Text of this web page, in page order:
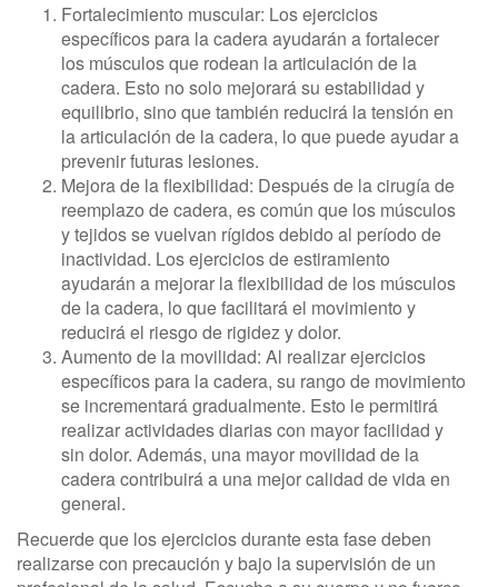
Fortalecimiento muscular: Los ejercicios
específicos para la cadera ayudarán a fortalecer
los músculos que rodean la articulación de la
cadera. Esto no solo mejorará su estabilidad y
equilibrio, sino que también reducirá la tensión en
la articulación de la cadera, lo que puede ayudar a
prevenir futuras lesiones.
Mejora de la flexibilidad: Después de la cirugía de
reemplazo de cadera, es común que los músculos
y tejidos se vuelvan rígidos debido al período de
inactividad. Los ejercicios de estiramiento
ayudarán a mejorar la flexibilidad de los músculos
de la cadera, lo que facilitará el movimiento y
reducirá el riesgo de rigidez y dolor.
Aumento de la movilidad: Al realizar ejercicios
específicos para la cadera, su rango de movimiento
se incrementará gradualmente. Esto le permitirá
realizar actividades diarias con mayor facilidad y
sin dolor. Además, una mayor movilidad de la
cadera contribuirá a una mejor calidad de vida en
general.
Recuerde que los ejercicios durante esta fase deben
realizarse con precaución y bajo la supervisión de un